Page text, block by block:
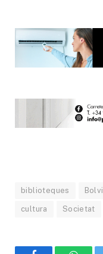
biblioteques
cultura Societat